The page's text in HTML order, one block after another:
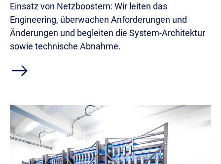
Einsatz von Netzboostern: Wir leiten das
Engineering, überwachen Anforderungen und
Änderungen und begleiten die System-Architektur
sowie technische Abnahme.
east
Bild